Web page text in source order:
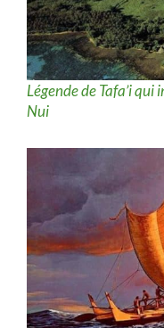
Légende de Tafa’i
Nui